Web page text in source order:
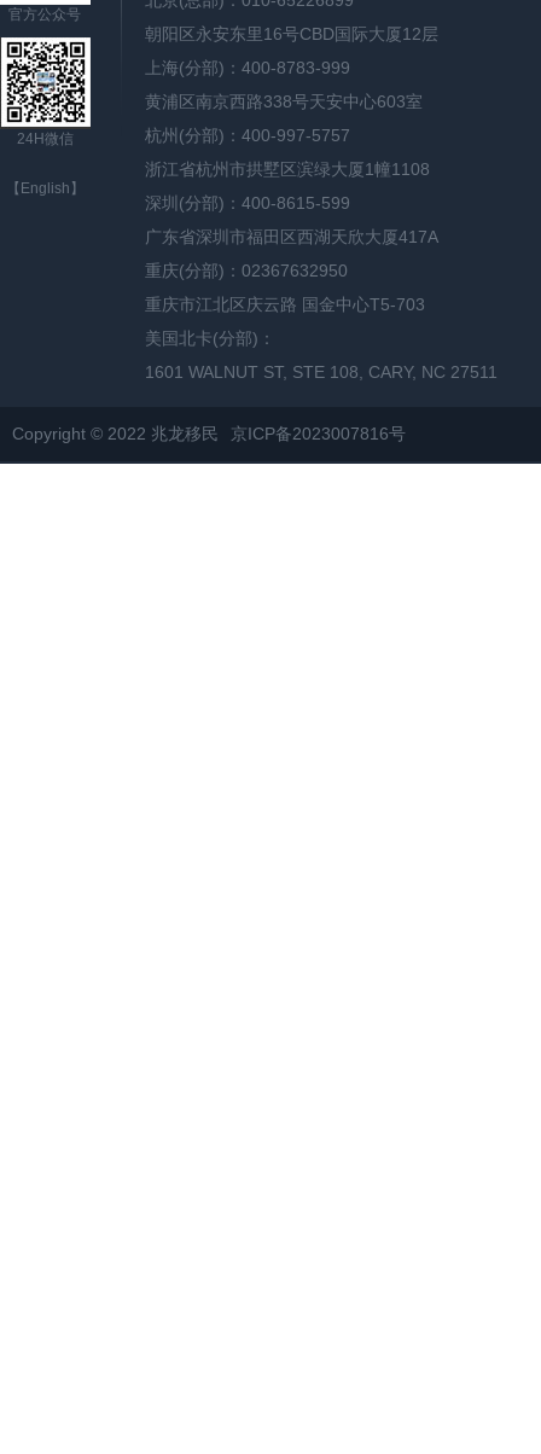
官方公众号
24H微信
【English】
朝阳区永安东里16号CBD国际大厦12层
上海(分部)：400-8783-999
黄浦区南京西路338号天安中心603室
杭州(分部)：400-997-5757
浙江省杭州市拱墅区滨绿大厦1幢1108
深圳(分部)：400-8615-599
广东省深圳市福田区西湖天欣大厦417A
重庆(分部)：02367632950
重庆市江北区庆云路 国金中心T5-703
美国北卡(分部)：
1601 WALNUT ST, STE 108, CARY, NC 27511
Copyright © 2022 兆龙移民 京ICP备2023007816号